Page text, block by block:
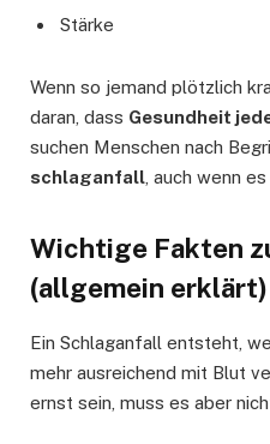
Stärke
Wenn so jemand plötzlich
daran, dass Gesundheit
suchen Menschen nach
schlaganfall , auch wenn
Wichtige Fakten
(allgemein erklärt)
Ein Schlaganfall entsteht,
mehr ausreichend mit Blut
ernst sein, muss es aber